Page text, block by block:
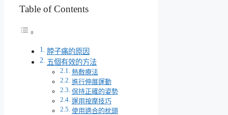
Table of Contents
脖子痛的原因
五個有效的方法
熱敷療法
進行伸展運動
保持正確的姿勢
運用按摩技巧
使用適合的枕頭